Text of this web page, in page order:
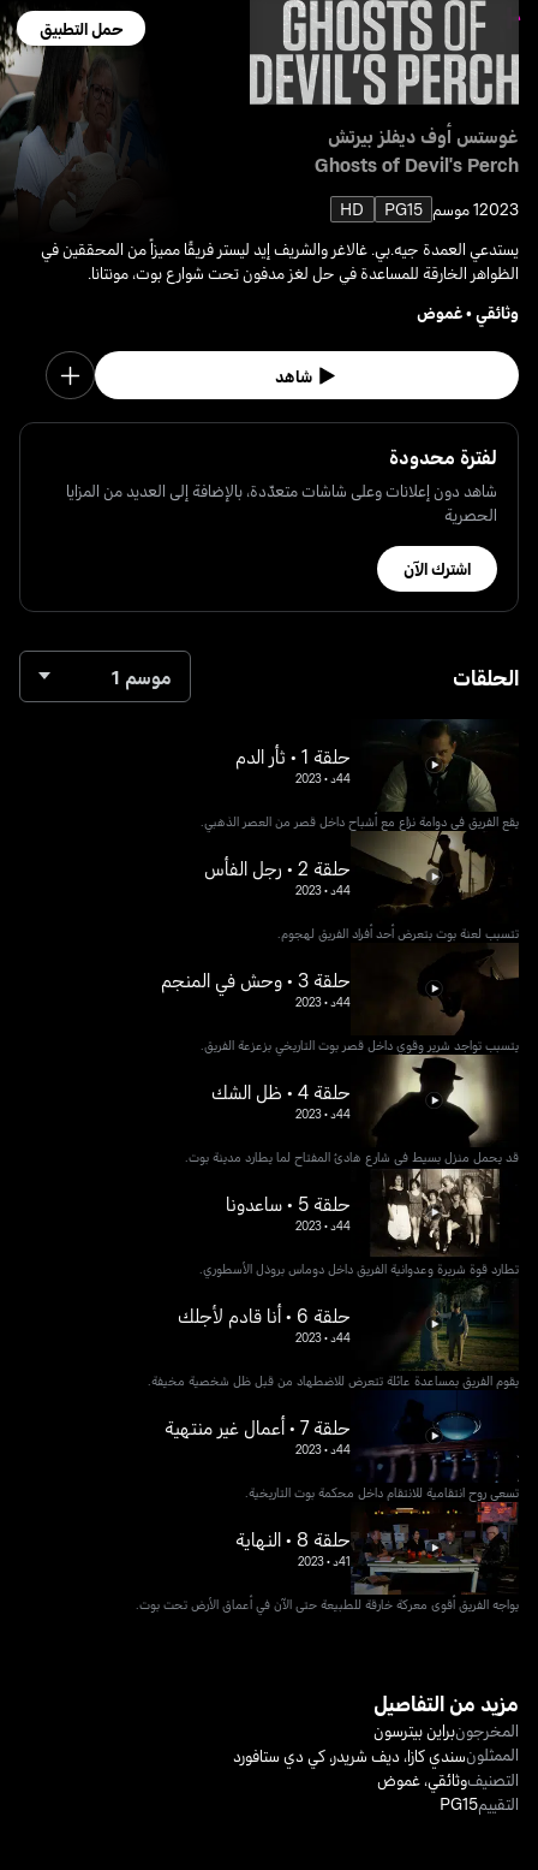
حمل التطبيق
غوستس أوف ديفلز بيرتش
Ghosts of Devil's Perch
20231 موسم PG15
HD
يستدعي العمدة جيه.بي. غالاغر والشريف إيد ليستر فريقًا مميزاً من المحققين في
الظواهر الخارقة للمساعدة في حل لغز مدفون تحت شوارع بوت، مونتانا.
وثائقي •غموض
شاهد
لفترة محدودة
شاهد دون إعلانات وعلى شاشات متعدّدة، بالإضافة إلى العديد من المزايا
الحصرية
اشترك الآن
الحلقات موسم 1
حلقة 1 • ثأر الدم
44د •
2023
يقع الفريق في دوامة نزاع مع أشباح داخل قصر من العصر الذهبي.
حلقة 2 • رجل الفأس
44د •
2023
تتسبب لعنة بوت بتعرض أحد أفراد الفريق لهجوم.
حلقة 3 • وحش في المنجم
44د •
2023
يتسبب تواجد شرير وقوي داخل قصر بوت التاريخي بزعزعة الفريق.
حلقة 4 • ظل الشك
44د •
2023
قد يحمل منزل بسيط في شارع هادئ المفتاح لما يطارد مدينة بوت.
حلقة 5 • ساعدونا
44د •
2023
تطارد قوة شريرة وعدوانية الفريق داخل دوماس بروذل الأسطوري.
حلقة 6 • أنا قادم لأجلك
44د •
2023
يقوم الفريق بمساعدة عائلة تتعرض للاضطهاد من قبل ظل شخصية مخيفة.
حلقة 7 • أعمال غير منتهية
44د •
2023
تسعى روح انتقامية للانتقام داخل محكمة بوت التاريخية.
حلقة 8 • النهاية
41د •
2023
يواجه الفريق أقوى معركة خارقة للطبيعة حتى الآن في أعماق الأرض تحت بوت.
مزيد من التفاصيل
المخرجونبراين بيترسون
الممثلونسندي كازا، ديف شريدر،كي دي ستافورد
التصنيفوثائقي،غموض
التقييمPG15